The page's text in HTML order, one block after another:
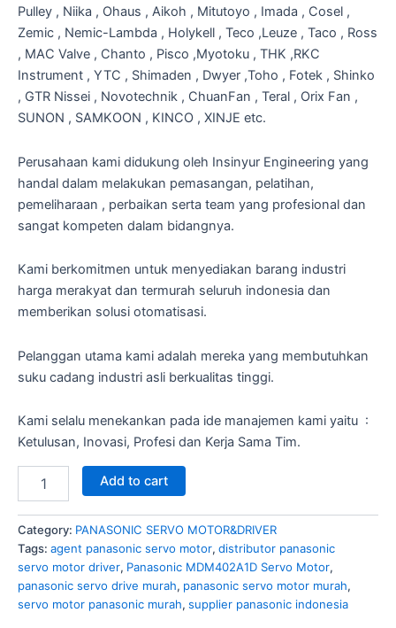
Pulley , Niika , Ohaus , Aikoh , Mitutoyo , Imada , Cosel ,
Zemic , Nemic-Lambda , Holykell , Teco ,Leuze , Taco , Ross
, MAC Valve , Chanto , Pisco ,Myotoku , THK ,RKC
Instrument , YTC , Shimaden , Dwyer ,Toho , Fotek , Shinko
, GTR Nissei , Novotechnik , ChuanFan , Teral , Orix Fan ,
SUNON , SAMKOON , KINCO , XINJE etc.
Perusahaan kami didukung oleh Insinyur Engineering yang
handal dalam melakukan pemasangan, pelatihan,
pemeliharaan , perbaikan serta team yang profesional dan
sangat kompeten dalam bidangnya.
Kami berkomitmen untuk menyediakan barang industri
harga merakyat dan termurah seluruh indonesia dan
memberikan solusi otomatisasi.
Pelanggan utama kami adalah mereka yang membutuhkan
suku cadang industri asli berkualitas tinggi.
Kami selalu menekankan pada ide manajemen kami yaitu :
Ketulusan, Inovasi, Profesi dan Kerja Sama Tim.
Add to cart
Category: PANASONIC SERVO MOTOR&DRIVER
Tags: agent panasonic servo motor, distributor panasonic
servo motor driver, Panasonic MDM402A1D Servo Motor,
panasonic servo drive murah, panasonic servo motor murah,
servo motor panasonic murah, supplier panasonic indonesia